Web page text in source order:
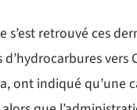
s’est retrouvé ces
vers
ont indiqué qu’une